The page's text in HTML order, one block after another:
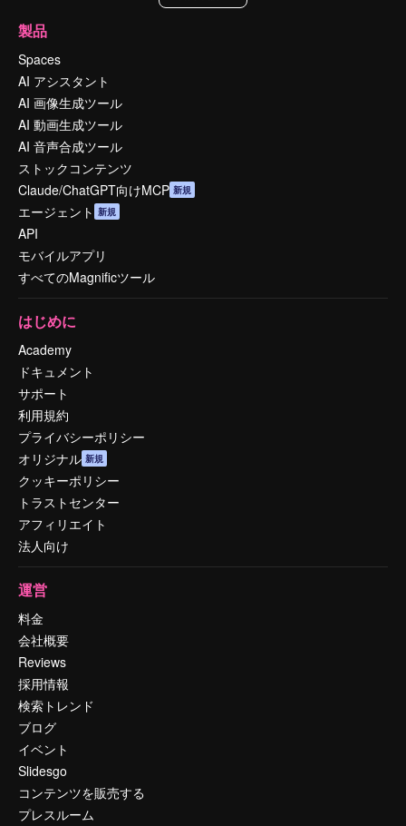
製品
Spaces
AI アシスタント
AI 画像生成ツール
AI 動画生成ツール
AI 音声合成ツール
ストックコンテンツ
Claude/ChatGPT向けMCP 新規
エージェント 新規
API
モバイルアプリ
すべてのMagnificツール
はじめに
Academy
ドキュメント
サポート
利用規約
プライバシーポリシー
オリジナル 新規
クッキーポリシー
トラストセンター
アフィリエイト
法人向け
運営
料金
会社概要
Reviews
採用情報
検索トレンド
ブログ
イベント
Slidesgo
コンテンツを販売する
プレスルーム